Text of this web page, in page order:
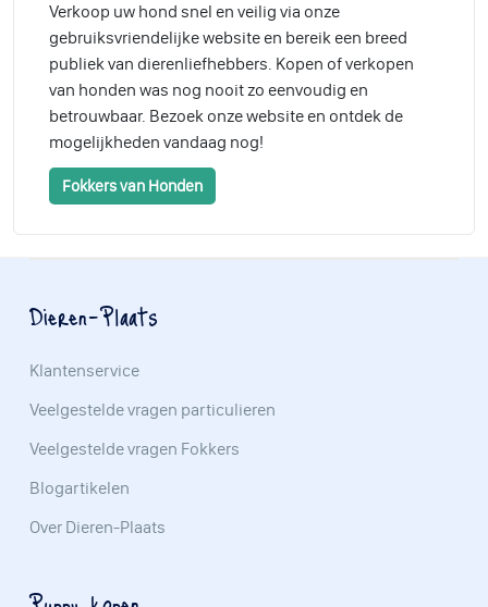
Verkoop uw hond snel en veilig via onze
gebruiksvriendelijke website en bereik een breed
publiek van dierenliefhebbers. Kopen of verkopen
van honden was nog nooit zo eenvoudig en
betrouwbaar. Bezoek onze website en ontdek de
mogelijkheden vandaag nog!
Fokkers van Honden
Dieren-Plaats
Klantenservice
Veelgestelde vragen particulieren
Veelgestelde vragen Fokkers
Blogartikelen
Over Dieren-Plaats